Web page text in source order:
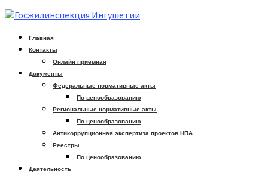
Главная
Контакты
Онлайн приемная
Документы
Федеральные нормативные акты
По ценообразованию
Региональные нормативные акты
По ценообразованию
Антикоррупционная экспертиза проектов НПА
Реестры
По ценообразованию
Деятельность